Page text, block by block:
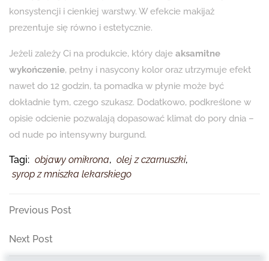
konsystencji i cienkiej warstwy. W efekcie makijaż
prezentuje się równo i estetycznie.
Jeżeli zależy Ci na produkcie, który daje aksamitne
wykończenie, pełny i nasycony kolor oraz utrzymuje efekt
nawet do 12 godzin, ta pomadka w płynie może być
dokładnie tym, czego szukasz. Dodatkowo, podkreślone w
opisie odcienie pozwalają dopasować klimat do pory dnia –
od nude po intensywny burgund.
Tagi: objawy omikrona, olej z czarnuszki,
syrop z mniszka lekarskiego
Nawigacja
wpisu
Previous
Previous Post
Next
Next Post